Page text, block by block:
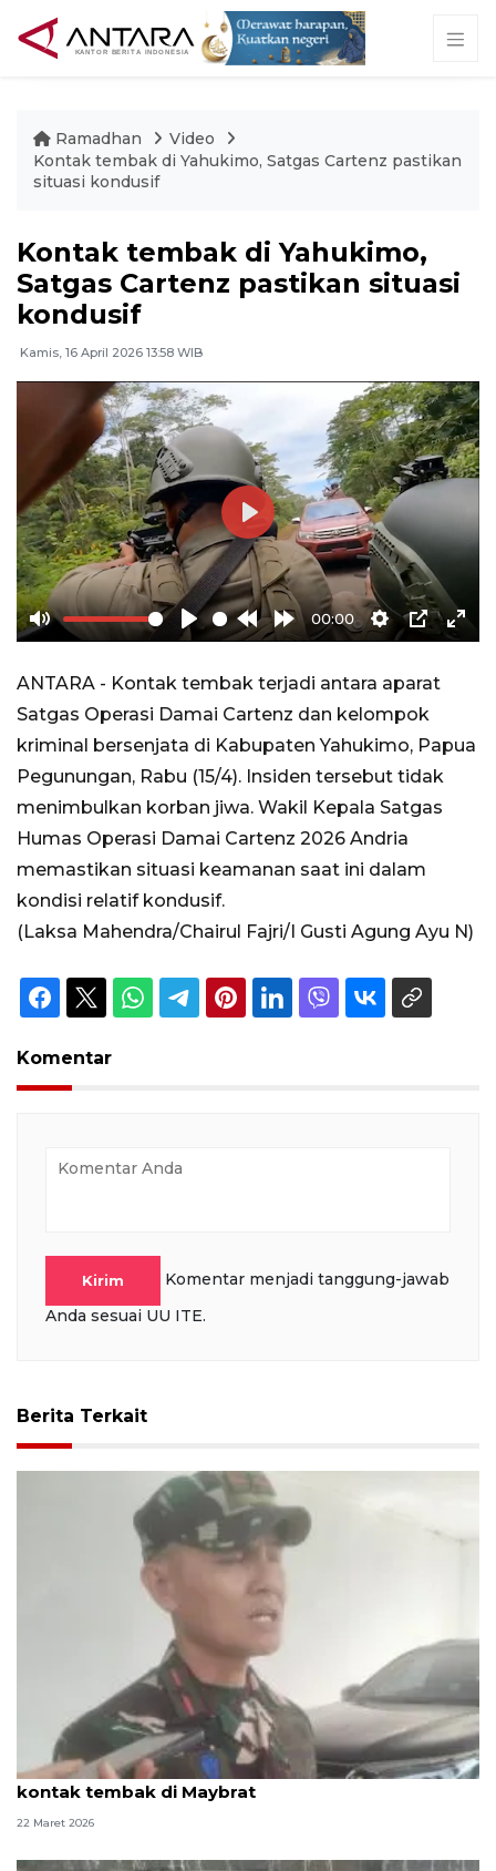
Ramadhan
Video
Kontak tembak di Yahukimo, Satgas Cartenz pastikan
situasi kondusif
Kontak tembak di Yahukimo,
Satgas Cartenz pastikan situasi
kondusif
Kamis, 16 April 2026 13:58 WIB
Mute Play
Rewind
10s
Forward
10s
00:00
Settings
PIP
Play
ANTARA - Kontak tembak terjadi antara aparat
Satgas Operasi Damai Cartenz dan kelompok
kriminal bersenjata di Kabupaten Yahukimo, Papua
Pegunungan, Rabu (15/4). Insiden tersebut tidak
menimbulkan korban jiwa. Wakil Kepala Satgas
Humas Operasi Damai Cartenz 2026 Andria
memastikan situasi keamanan saat ini dalam
kondisi relatif kondusif.
(Laksa Mahendra/Chairul Fajri/I Gusti Agung Ayu N)
Komentar
Kirim
Komentar menjadi tanggung-jawab
Anda sesuai UU ITE.
Berita Terkait
TNI perkuat pengamanan dan intelijen pasca
kontak tembak di Maybrat
22 Maret 2026